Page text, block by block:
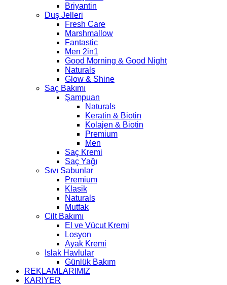
Briyantin
Duş Jelleri
Fresh Care
Marshmallow
Fantastic
Men 2in1
Good Morning & Good Night
Naturals
Glow & Shine
Saç Bakımı
Şampuan
Naturals
Keratin & Biotin
Kolajen & Biotin
Premium
Men
Saç Kremi
Saç Yağı
Sıvı Sabunlar
Premium
Klasik
Naturals
Mutfak
Cilt Bakımı
El ve Vücut Kremi
Losyon
Ayak Kremi
Islak Havlular
Günlük Bakım
REKLAMLARIMIZ
KARİYER